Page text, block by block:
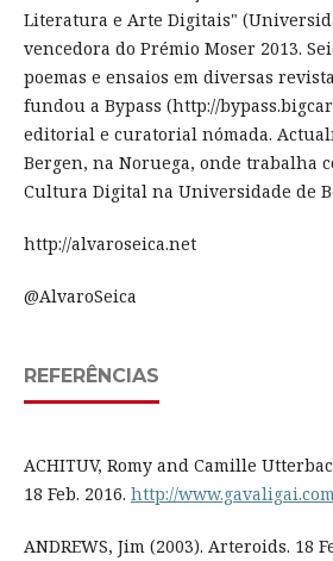
Literatura e Arte Digitais"
vencedora do Prémio Moser 2013.
poemas e ensaios em diversas
fundou a Bypass (http://
editorial e curatorial nómada.
Bergen, na Noruega, onde trabalha
Cultura Digital na Universidade de
http://alvaroseica.net
@AlvaroSeica
REFERÊNCIAS
ACHITUV, Romy and Camille
18 Feb. 2016. http://
ANDREWS, Jim (2003). Arteroids. 18